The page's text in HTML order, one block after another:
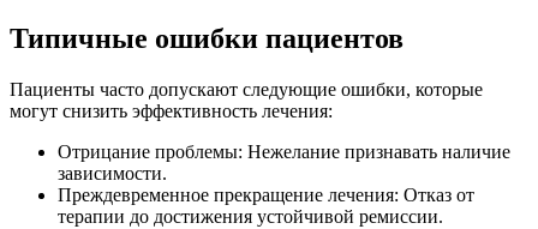
Типичные ошибки пациентов
Пациенты часто допускают следующие ошибки, которые
могут снизить эффективность лечения:
Отрицание проблемы: Нежелание признавать наличие
зависимости.
Преждевременное прекращение лечения: Отказ от
терапии до достижения устойчивой ремиссии.